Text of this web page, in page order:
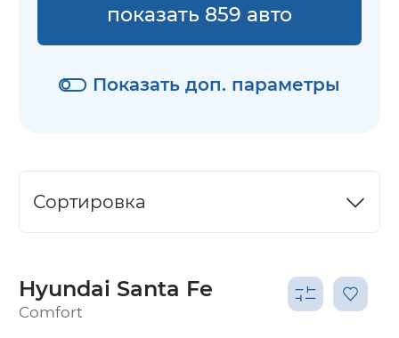
Показать доп. параметры
показать 859 авто
Сортировка
Hyundai Santa Fe
Comfort